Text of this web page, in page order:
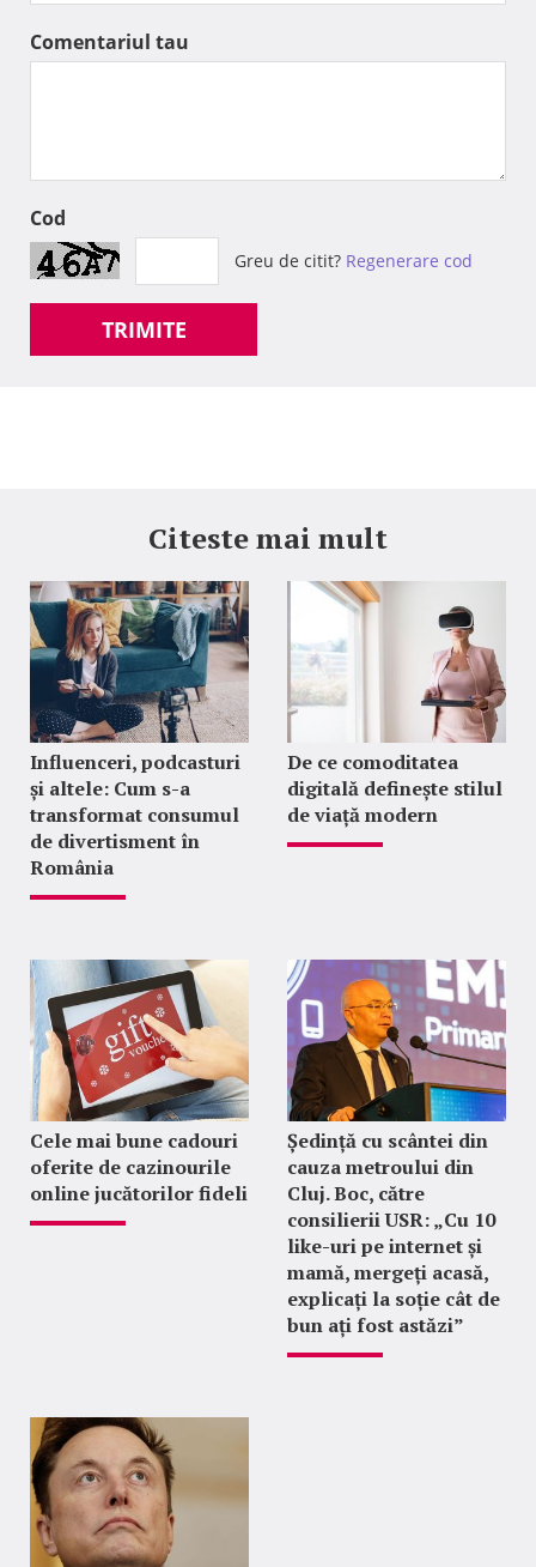
Comentariul tau
Cod
Greu de citit? Regenerare cod
TRIMITE
Citeste mai mult
Influenceri, podcasturi
și altele: Cum s-a
transformat consumul
de divertisment în
România
De ce comoditatea
digitală definește stilul
de viață modern
Cele mai bune cadouri
oferite de cazinourile
online jucătorilor fideli
Ședință cu scântei din
cauza metroului din
Cluj. Boc, către
consilierii USR: „Cu 10
like-uri pe internet și
mamă, mergeți acasă,
explicați la soție cât de
bun ați fost astăzi”